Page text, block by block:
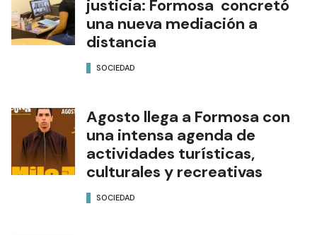
justicia: Formosa concretó
una nueva mediación a
distancia
SOCIEDAD
Agosto llega a Formosa con
una intensa agenda de
actividades turísticas,
culturales y recreativas
SOCIEDAD